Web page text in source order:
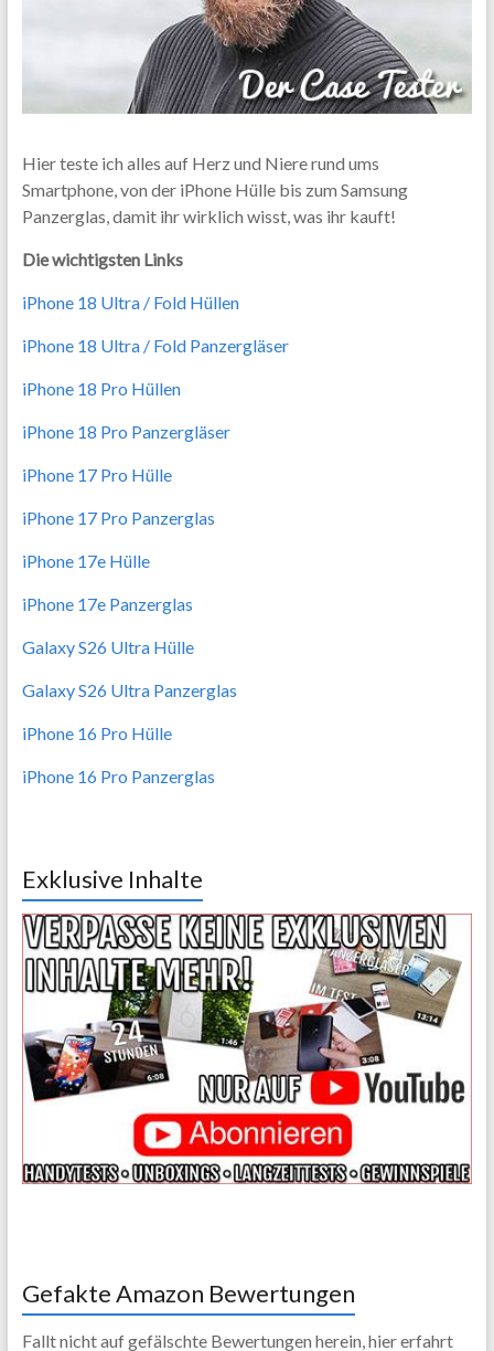
Hier teste ich alles auf Herz und Niere rund ums
Smartphone, von der iPhone Hülle bis zum Samsung
Panzerglas, damit ihr wirklich wisst, was ihr kauft!
Die wichtigsten Links
iPhone 18 Ultra / Fold Hüllen
iPhone 18 Ultra / Fold Panzergläser
iPhone 18 Pro Hüllen
iPhone 18 Pro Panzergläser
iPhone 17 Pro Hülle
iPhone 17 Pro Panzerglas
iPhone 17e Hülle
iPhone 17e Panzerglas
Galaxy S26 Ultra Hülle
Galaxy S26 Ultra Panzerglas
iPhone 16 Pro Hülle
iPhone 16 Pro Panzerglas
Exklusive Inhalte
Gefakte Amazon Bewertungen
Fallt nicht auf gefälschte Bewertungen herein, hier erfahrt